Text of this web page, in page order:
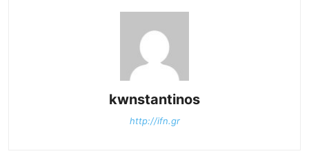
kwnstantinos
http://ifn.gr